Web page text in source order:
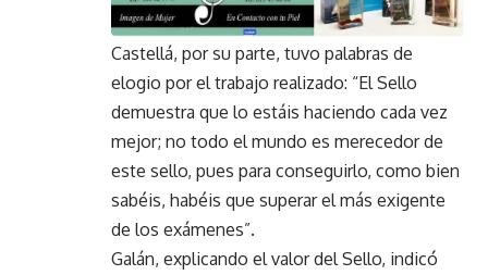
Castellá, por su parte, tuvo palabras de
elogio por el trabajo realizado: “El Sello
demuestra que lo estáis haciendo cada vez
mejor; no todo el mundo es merecedor de
este sello, pues para conseguirlo, como bien
sabéis, habéis que superar el más exigente
de los exámenes”.
Galán, explicando el valor del Sello, indicó